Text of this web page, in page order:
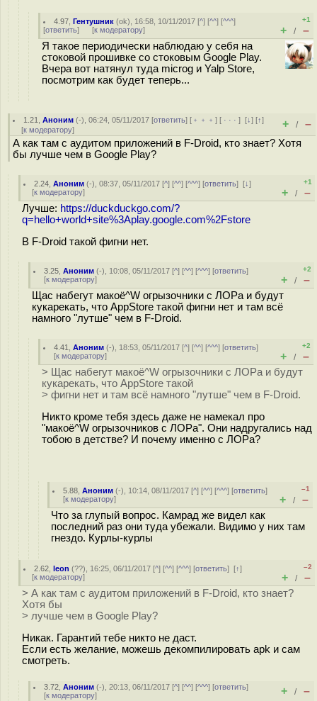
4.97 ,Гентушник (ok), 16:58, 10/11/2017 [^] [^^] [^^^]
[ответить] [к модератору]
+1
+ / –
Я такое периодически наблюдаю у себя на
стоковой прошивке со стоковым Google Play.
Вчера вот натянул туда microg и Yalp Store,
посмотрим как будет теперь...
1.21 ,Аноним (-), 06:24, 05/11/2017 [ответить] [ ﹢﹢﹢] [ · · ·][↓] [↑]
[к модератору] + / –
А как там с аудитом приложений в F-Droid, кто знает? Хотя
бы лучше чем в Google Play?
2.24 ,Аноним (-), 08:37, 05/11/2017 [^] [^^] [^^^] [ответить][↓]
[к модератору]
+1
+ / –
Лучше: https://duckduckgo.com/?
q=hello+world+site%3Aplay.google.com%2Fstore
В F-Droid такой фигни нет.
3.25 ,Аноним (-), 10:08, 05/11/2017 [^] [^^] [^^^] [ответить]
[к модератору]
+2
+ / –
Щас набегут макоё^W огрызочники с ЛОРа и будут
кукарекать, что AppStore такой фигни нет и там всё
намного "лутше" чем в F-Droid.
4.41 ,Аноним (-), 18:53, 05/11/2017 [^] [^^] [^^^] [ответить]
[к модератору]
+2
+ / –
> Щас набегут макоё^W огрызочники с ЛОРа и будут
кукарекать, что AppStore такой
> фигни нет и там всё намного "лутше" чем в F-Droid.
Никто кроме тебя здесь даже не намекал про
"макоё^W огрызочников с ЛОРа". Они надругались над
тобою в детстве? И почему именно с ЛОРа?
5.88 ,Аноним (-), 10:14, 08/11/2017 [^] [^^] [^^^] [ответить]
[к модератору]
–1
+ / –
Что за глупый вопрос. Камрад же видел как
последний раз они туда убежали. Видимо у них там
гнездо. Курлы-курлы
2.62 ,leon (??), 16:25, 06/11/2017 [^] [^^] [^^^] [ответить][↑]
[к модератору]
–2
+ / –
> А как там с аудитом приложений в F-Droid, кто знает?
Хотя бы
> лучше чем в Google Play?
Никак. Гарантий тебе никто не даст.
Если есть желание, можешь декомпилировать apk и сам
смотреть.
3.72 ,Аноним (-), 20:13, 06/11/2017 [^] [^^] [^^^] [ответить]
[к модератору] + / –